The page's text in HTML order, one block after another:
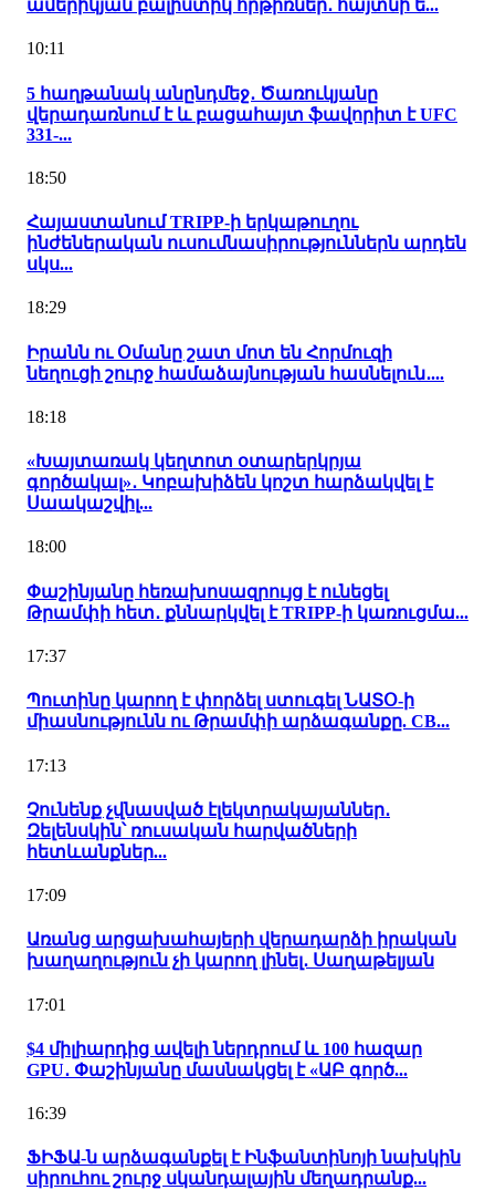
ամերիկյան բալիստիկ հրթիռներ․ հայտնի ե...
10:11
5 հաղթանակ անընդմեջ․ Ծառուկյանը
վերադառնում է և բացահայտ ֆավորիտ է UFC
331-...
18:50
Հայաստանում TRIPP-ի երկաթուղու
ինժեներական ուսումնասիրություններն արդեն
սկս...
18:29
Իրանն ու Օմանը շատ մոտ են Հորմուզի
նեղուցի շուրջ համաձայնության հասնելուն․...
18:18
«Խայտառակ կեղտոտ օտարերկրյա
գործակալ»․ Կոբախիձեն կոշտ հարձակվել է
Սաակաշվիլ...
18:00
Փաշինյանը հեռախոսազրույց է ունեցել
Թրամփի հետ․ քննարկվել է TRIPP-ի կառուցմա...
17:37
Պուտինը կարող է փորձել ստուգել ՆԱՏՕ-ի
միասնությունն ու Թրամփի արձագանքը. CB...
17:13
Չունենք չվնասված էլեկտրակայաններ․
Զելենսկին՝ ռուսական հարվածների
հետևանքներ...
17:09
Առանց արցախահայերի վերադարձի իրական
խաղաղություն չի կարող լինել․ Սաղաթելյան
17:01
$4 միլիարդից ավելի ներդրում և 100 հազար
GPU․ Փաշինյանը մասնակցել է «ԱԲ գործ...
16:39
ՖԻՖԱ-ն արձագանքել է Ինֆանտինոյի նախկին
սիրուհու շուրջ սկանդալային մեղադրանք...